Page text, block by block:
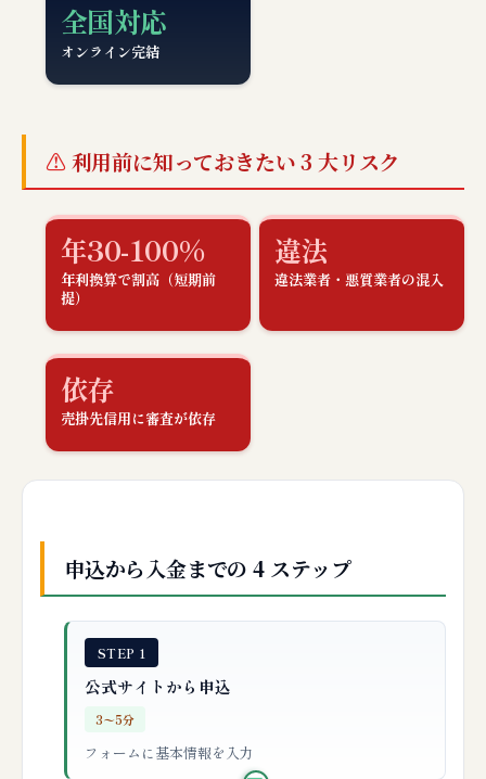
全国対応
オンライン完結
利用前に知っておきたい 3 大リスク
年30-100%
年利換算で割高（短期前
提）
違法
違法業者・悪質業者の混入
依存
売掛先信用に審査が依存
申込から入金までの 4 ステップ
STEP 1
公式サイトから申込
3〜5分
フォームに基本情報を入力